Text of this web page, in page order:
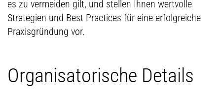
es zu vermeiden gilt, und stellen Ihnen wertvolle
Strategien und Best Practices für eine erfolgreiche
Praxisgründung vor.
Organisatorische Details